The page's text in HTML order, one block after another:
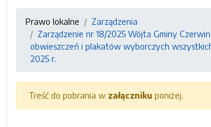
Prawo lokalne
Zarządzenia
Zarządzenie nr 18/2025 Wójta Gminy
obwieszczeń i plakatów wyborczych
2025 r.
Treść do pobrania w załączniku poniżej.